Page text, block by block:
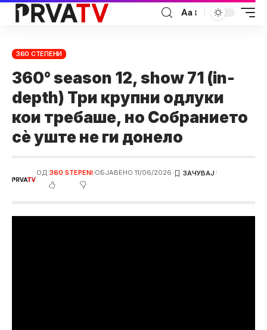
Аа
360 СТЕПЕНИ
360° season 12, show 71 (in-
depth) Три крупни одлуки
кои требаше, но Собранието
сè уште не ги донело
ОД:360 STEPENI ОБЈАВЕНО 11/06/2026